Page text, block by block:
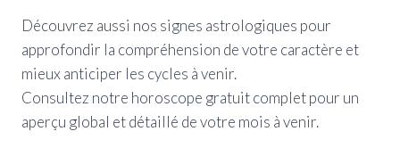
Découvrez aussi nos signes astrologiques pour
approfondir la compréhension de votre caractère et
mieux anticiper les cycles à venir.
Consultez notre horoscope gratuit complet pour un
aperçu global et détaillé de votre mois à venir.